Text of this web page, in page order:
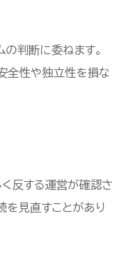
判断に委ねます。
全性や独立性を損な
反する運営が確認さ
を見直すことがあり